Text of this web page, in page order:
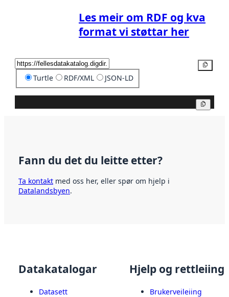
Les meir om RDF og kva
format vi støttar her
Turtle RDF/XML JSON-LD
Fann du det du leitte etter?
Ta kontakt med oss her, eller spør om hjelp i
Datalandsbyen.
Datakatalogar
Datasett
Hjelp og rettleiing
Brukerveileiing